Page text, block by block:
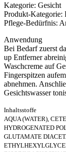
Kategorie: Gesicht
Produkt-Kategorie:
Pflege-Bedürfnis:
Anwendung
Bei Bedarf zuerst
up Entferner
Waschcreme auf
Fingerspitzen
abnehmen.
Gesichtswasser
Inhaltsstoffe
AQUA (WATER),
HYDROGENATED
GLUTAMATE